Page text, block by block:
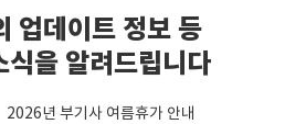
업데이트 정보 등
식을 알려드립니다
2026년 부기사 여름휴가 안내